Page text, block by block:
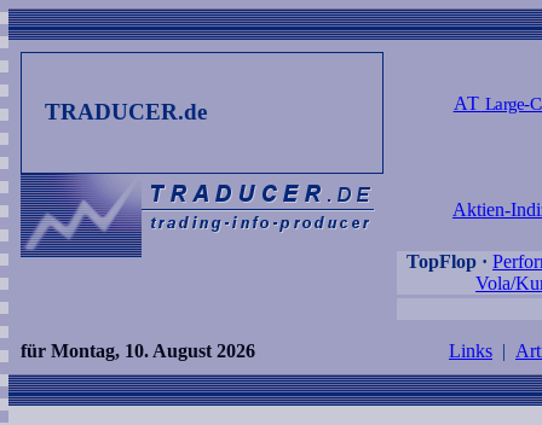
TRADUCER.de AT Large-
Aktien-
TopFlop ·
Vola/
für Montag, 10. August 2026 Links |